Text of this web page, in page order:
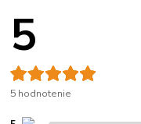
5
5 hodnotenie